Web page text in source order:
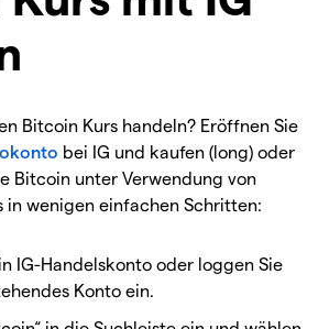
Bitcoin Kurs handeln? Eröffnen Sie
bei IG und kaufen (long) oder
Bitcoin unter Verwendung von
in wenigen einfachen Schritten:
IG-Handelskonto oder loggen Sie
Konto ein.